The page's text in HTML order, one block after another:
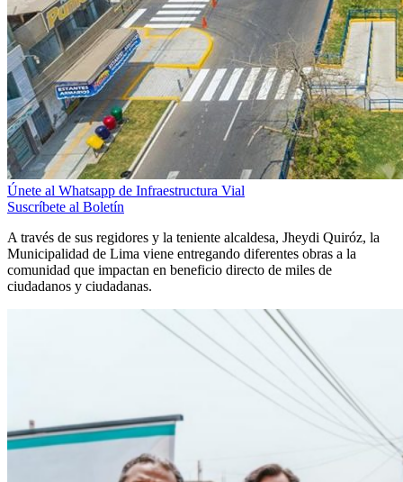
Únete al Whatsapp de Infraestructura Vial
Suscríbete al Boletín
A través de sus regidores y la teniente alcaldesa, Jheydi Quiróz, la
Municipalidad de Lima viene entregando diferentes obras a la
comunidad que impactan en beneficio directo de miles de
ciudadanos y ciudadanas.